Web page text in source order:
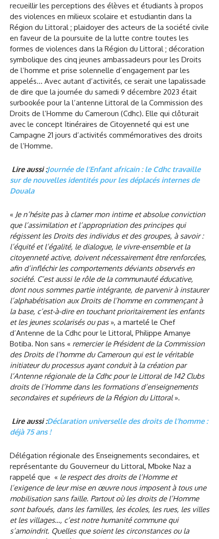
recueillir les perceptions des élèves et étudiants à propos
des violences en milieux scolaire et estudiantin dans la
Région du Littoral ; plaidoyer des acteurs de la société civile
en faveur de la poursuite de la lutte contre toutes les
formes de violences dans la Région du Littoral ; décoration
symbolique des cinq jeunes ambassadeurs pour les Droits
de l’homme et prise solennelle d’engagement par les
appelés… Avec autant d’activités, ce serait une lapalissade
de dire que la journée du samedi 9 décembre 2023 était
surbookée pour la l’antenne Littoral de la Commission des
Droits de l’Homme du Cameroun (Cdhc). Elle qui clôturait
avec le concept Itinéraires de Citoyenneté qui est une
Campagne 21 jours d’activités commémoratives des droits
de l’Homme.
Lire aussi :Journée de l’Enfant africain : le Cdhc travaille
sur de nouvelles identités pour les déplacés internes de
Douala
« Je n’hésite pas à clamer mon intime et absolue conviction
que l’assimilation et l’appropriation des principes qui
régissent les Droits des individus et des groupes, à savoir :
l’équité et l’égalité, le dialogue, le vivre-ensemble et la
citoyenneté active, doivent nécessairement être renforcées,
afin d’infléchir les comportements déviants observés en
société. C’est aussi le rôle de la communauté éducative,
dont nous sommes partie intégrante, de parvenir à instaurer
l’alphabétisation aux Droits de l’homme en commençant à
la base, c’est-à-dire en touchant prioritairement les enfants
et les jeunes scolarisés ou pas », a martelé le Chef
d’Antenne de la Cdhc pour le Littoral, Philippe Amanye
Botiba. Non sans « remercier le Président de la Commission
des Droits de l’homme du Cameroun qui est le véritable
initiateur du processus ayant conduit à la création par
l’Antenne régionale de la Cdhc pour le Littoral de 142 Clubs
droits de l’Homme dans les formations d’enseignements
secondaires et supérieurs de la Région du Littoral».
Lire aussi :Déclaration universelle des droits de l’homme :
déjà 75 ans !
Délégation régionale des Enseignements secondaires, et
représentante du Gouverneur du Littoral, Mboke Naz a
rappelé que « le respect des droits de l’Homme et
l’exigence de leur mise en œuvre nous imposent à tous une
mobilisation sans faille. Partout où les droits de l’Homme
sont bafoués, dans les familles, les écoles, les rues, les villes
et les villages…, c’est notre humanité commune qui
s’amoindrit. Quelles que soient les circonstances ou la